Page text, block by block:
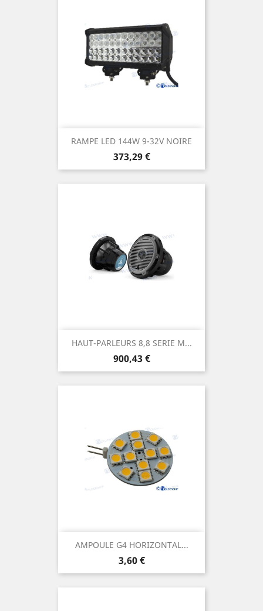
RAMPE LED 144W 9-32V NOIRE
Prix
373,29 €
HAUT-PARLEURS 8,8 SERIE M...
Prix
900,43 €
AMPOULE G4 HORIZONTAL...
Prix
3,60 €